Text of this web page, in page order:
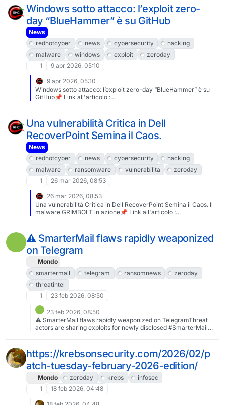
Massimiliano Brolli#redhotcyber #news #intelligenzaartificiale
#cyberwar #cybersicurezza #zeroday #glasswing
Windows sotto attacco: l’exploit zero-
day “BlueHammer” è su GitHub
News
redhotcyber
news cybersecurity
hacking
malware
windows exploit
zeroday
1
9 apr 2026, 05:10
9 apr 2026, 05:10
Windows sotto attacco: l’exploit zero-day “BlueHammer” è su
GitHub📌 Link all'articolo :
Zeqiri#redhotcyber #news #cybersecurity #hacking #malware
#windows #exploit #zeroday #vulnerabilita #TOCTOU #SAM
Una vulnerabilità Critica in Dell
RecoverPoint Semina il Caos.
News
redhotcyber
news cybersecurity
hacking
malware
ransomware vulnerabilita
zeroday
1
26 mar 2026, 08:53
26 mar 2026, 08:53
Una vulnerabilità Critica in Dell RecoverPoint Semina il Caos. Il
malware GRIMBOLT in azione📌 Link all'articolo :
azione/#redhotcyber #news #cybersecurity #hacking
#malware #ransomware #vulnerabilita #zeroday
#dellrecoverpoint #macchinevirtuali #accessoRoot
⚠️ SmarterMail flaws rapidly weaponized
on Telegram
Mondo
smartermail
telegram ransomnews
zeroday
threatintel
1
23 feb 2026, 08:50
23 feb 2026, 08:50
⚠️ SmarterMail flaws rapidly weaponized on TelegramThreat
actors are sharing exploits for newly disclosed #SmarterMail
highlighting the shrinking window between disclosure and active
exploitation.#ransomNews #ZeroDay #ThreatIntel
https://krebsonsecurity.com/2026/02/p
atch-tuesday-february-2026-edition/
Mondo zeroday krebs
infosec
1
18 feb 2026, 04:48